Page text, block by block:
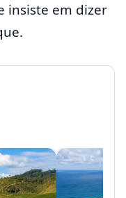
insiste em dizer